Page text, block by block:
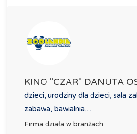
KINO "CZAR" DANUTA
dzieci, urodziny dla dzieci, sala
zabawa, bawialnia,...
Firma działa w branżach: